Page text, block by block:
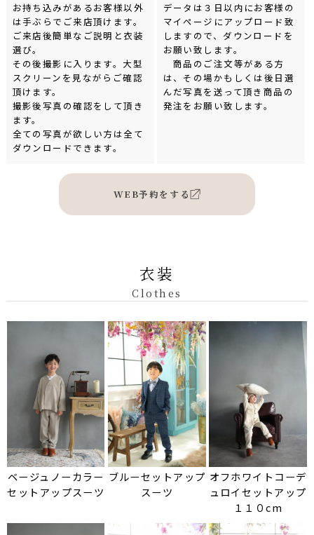
お持ち込みがあるお客様以外
は手ぶらでご来店頂けます。
ご来店後簡単なご説明と衣装
選び。
その後撮影に入ります。大型
スクリーンを見ながらご確認
頂けます。
撮影後写真の確認をして頂き
ます。
全ての写真が欲しい方は全て
ダウンロードできます。
データは３日以内にお客様の
マイページにアップロード致
しますので、ダウンロードを
お願い致します。
商品のご注文等がある方
は、その場かもしくは後日選
んだ写真を送って頂き商品の
発注をお願い致します。
WEB予約をする
衣装
Clothes
ベージュノーカラー
セットアップスーツ
ブルーセットアップ
スーツ
オフホワイトコーデ
ュロイセットアップ
１１０cm